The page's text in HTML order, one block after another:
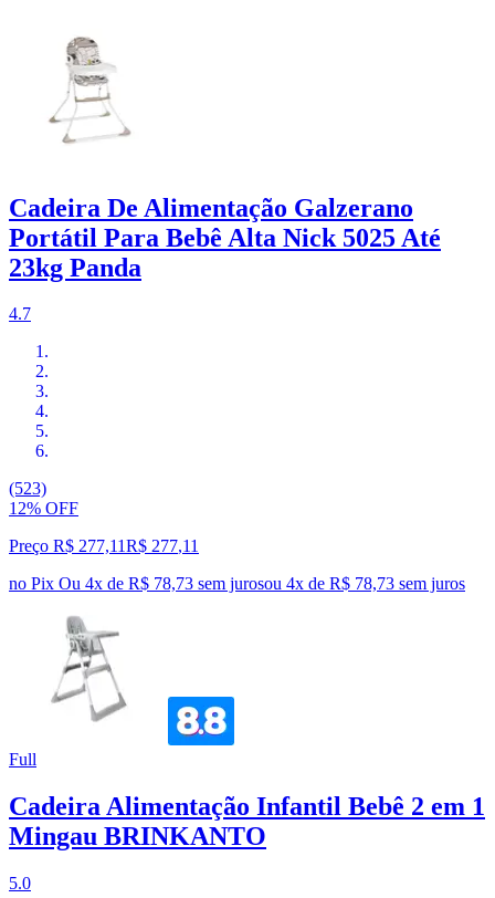
Cadeira De Alimentação Galzerano
Portátil Para Bebê Alta Nick 5025 Até
23kg Panda
4.7
(523)
12% OFF
Preço R$ 277,11R$ 277,11
no Pix Ou 4x de R$ 78,73 sem jurosou 4x de R$ 78,73 sem juros
Full
Cadeira Alimentação Infantil Bebê 2 em 1
Mingau BRINKANTO
5.0